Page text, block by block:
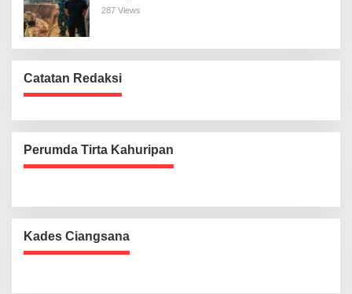
287 Views
Catatan Redaksi
Perumda Tirta Kahuripan
Kades Ciangsana